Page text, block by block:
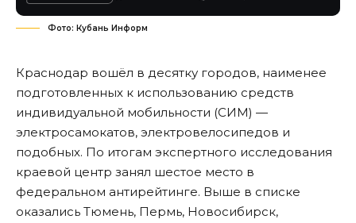
Фото: Кубань Информ
Краснодар вошёл в десятку городов, наименее
подготовленных к использованию средств
индивидуальной мобильности (СИМ) —
электросамокатов, электровелосипедов и
подобных. По итогам экспертного исследования
краевой центр занял шестое место в
федеральном антирейтинге. Выше в списке
оказались Тюмень, Пермь, Новосибирск,